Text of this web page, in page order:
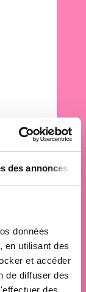
des annonces
données
en utilisant des
et accéder
de diffuser des
des